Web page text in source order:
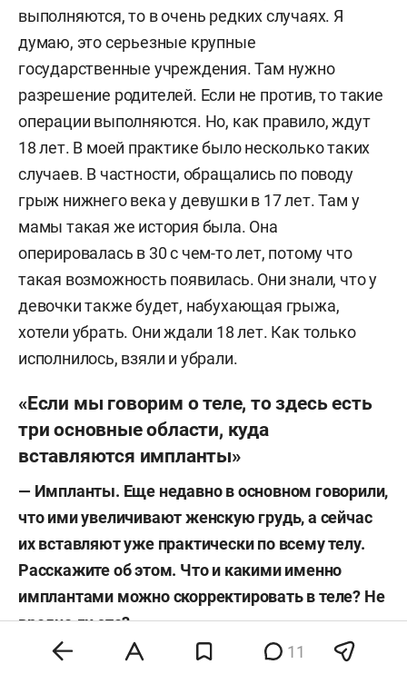
выполняются, то в очень редких случаях. Я
думаю, это серьезные крупные
государственные учреждения. Там нужно
разрешение родителей. Если не против, то такие
операции выполняются. Но, как правило, ждут
18 лет. В моей практике было несколько таких
случаев. В частности, обращались по поводу
грыж нижнего века у девушки в 17 лет. Там у
мамы такая же история была. Она
оперировалась в 30 с чем-то лет, потому что
такая возможность появилась. Они знали, что у
девочки также будет, набухающая грыжа,
хотели убрать. Они ждали 18 лет. Как только
исполнилось, взяли и убрали.
«Если мы говорим о теле, то здесь есть
три основные области, куда
вставляются импланты»
— Импланты. Еще недавно в основном говорили,
что ими увеличивают женскую грудь, а сейчас
их вставляют уже практически по всему телу.
Расскажите об этом. Что и какими именно
имплантами можно скорректировать в теле? Не
вредно ли это?
— Есть лицевые импланты, которые, как
11